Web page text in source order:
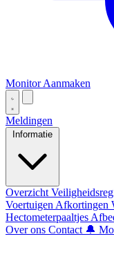
Monitor Aanmaken
Meldingen
Informatie
Overzicht
Voertuigen Afkortingen
Hectometerpaaltjes
Over ons Contact 🔔